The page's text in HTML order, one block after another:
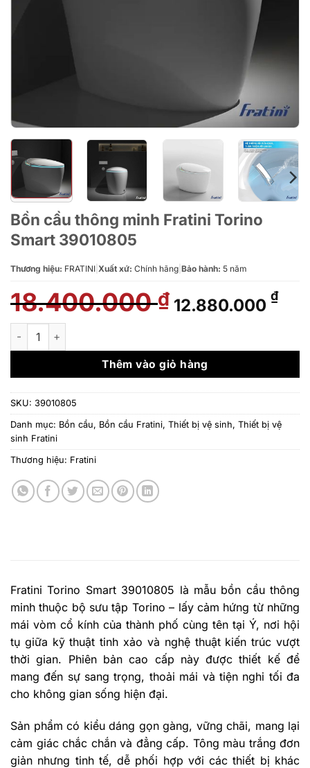
Bồn cầu thông minh Fratini Torino
Smart 39010805
Thương hiệu: FRATINI Xuất xứ: Chính hãng Bảo hành: 5 năm
18.400.000₫ Giá
gốc
18.400.000 ₫.
12.880.000 ₫Giá
là:
Bồn cầu thông minh Fratini Torino Smart 39010805 số lượng
Thêm vào giỏ hàng
SKU: 39010805
Danh mục: Bồn cầu, Bồn cầu Fratini, Thiết bị vệ sinh, Thiết bị vệ
sinh Fratini
Thương hiệu: Fratini
Fratini Torino Smart 39010805 là mẫu bồn cầu thông
minh thuộc bộ sưu tập Torino – lấy cảm hứng từ những
mái vòm cổ kính của thành phố cùng tên tại Ý, nơi hội
tụ giữa kỹ thuật tinh xảo và nghệ thuật kiến trúc vượt
thời gian. Phiên bản cao cấp này được thiết kế để
mang đến sự sang trọng, thoải mái và tiện nghi tối đa
cho không gian sống hiện đại.
Sản phẩm có kiểu dáng gọn gàng, vững chãi, mang lại
cảm giác chắc chắn và đẳng cấp. Tông màu trắng đơn
giản nhưng tinh tế, dễ phối hợp với các thiết bị khác